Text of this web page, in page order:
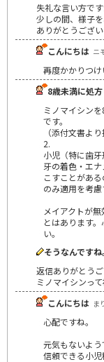
失礼な言い方で
少しの間、様子を
ありがとうござい
こんにちは ニ
再度かかりつ
8歳未満に処
ミノマイシン
です。
（添付文書より
2.
小児（特に歯
牙の着色・エ
こすことがあ
のみ適用を考慮
メイアクトが
とはあります
い。
そうなんですね。
返信ありがとうご
ミノマイシンっ
こんにちは ま
心配ですね。
元気もないよう
信頼できる小児